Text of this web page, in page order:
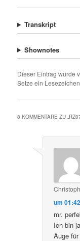
Transkript
Shownotes
Dieser Eintrag wurde
Setze ein
8 KOMMENTARE ZU „
um
mr.
Ich bin
Auge